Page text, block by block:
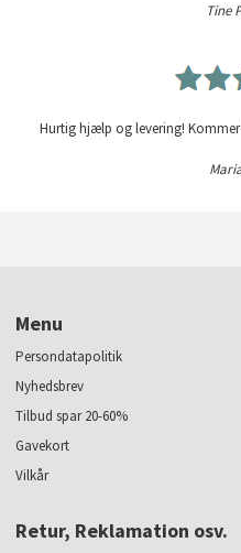
Tine
Hurtig hjælp og levering!
Menu
Persondatapolitik
Nyhedsbrev
Tilbud spar 20-60%
Gavekort
Vilkår
Retur, Reklamation osv.